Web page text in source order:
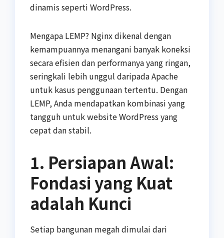
dinamis seperti WordPress.
Mengapa LEMP? Nginx dikenal dengan
kemampuannya menangani banyak koneksi
secara efisien dan performanya yang ringan,
seringkali lebih unggul daripada Apache
untuk kasus penggunaan tertentu. Dengan
LEMP, Anda mendapatkan kombinasi yang
tangguh untuk website WordPress yang
cepat dan stabil.
1. Persiapan Awal:
Fondasi yang Kuat
adalah Kunci
Setiap bangunan megah dimulai dari